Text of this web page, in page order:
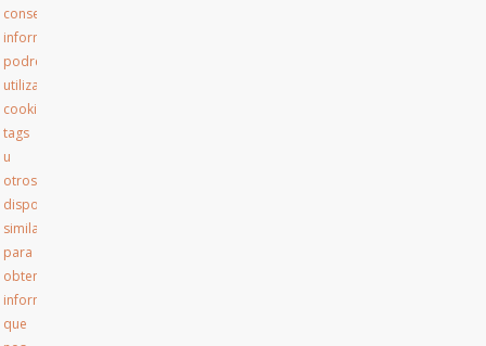
consentimiento
informado,
podremos
utilizar
cookies,
tags
u
otros
dispositivos
similares
para
obtener
información
que